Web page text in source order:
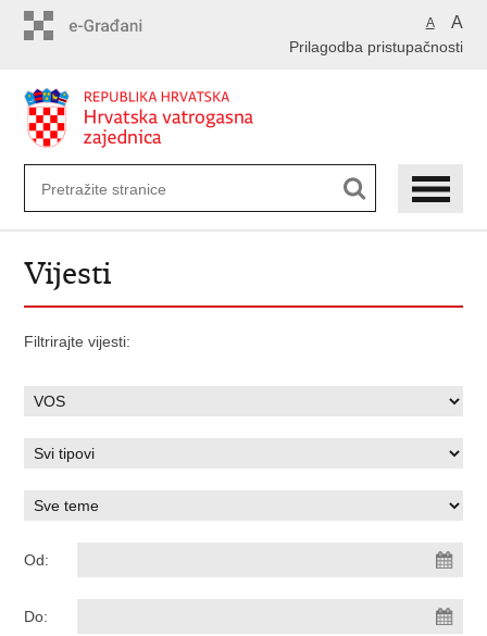
A A
Prilagodba pristupačnosti
Vijesti
Filtrirajte vijesti:
Od:
Do: